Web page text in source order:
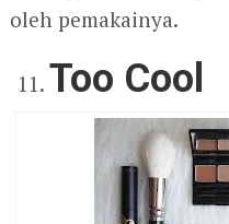
oleh pemakainya.
Too Cool